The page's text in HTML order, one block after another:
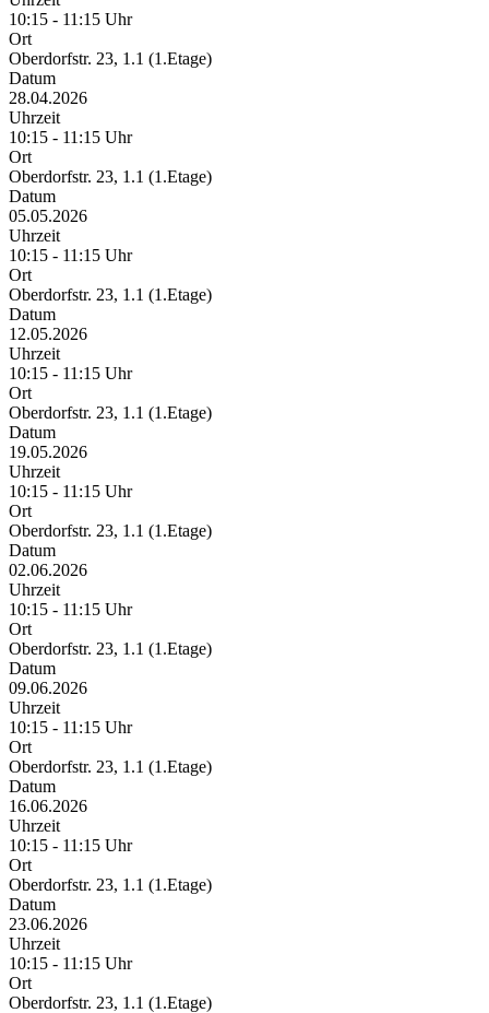
10:15 - 11:15 Uhr
Ort
Oberdorfstr. 23, 1.1 (1.Etage)
Datum
28.04.2026
Uhrzeit
10:15 - 11:15 Uhr
Ort
Oberdorfstr. 23, 1.1 (1.Etage)
Datum
05.05.2026
Uhrzeit
10:15 - 11:15 Uhr
Ort
Oberdorfstr. 23, 1.1 (1.Etage)
Datum
12.05.2026
Uhrzeit
10:15 - 11:15 Uhr
Ort
Oberdorfstr. 23, 1.1 (1.Etage)
Datum
19.05.2026
Uhrzeit
10:15 - 11:15 Uhr
Ort
Oberdorfstr. 23, 1.1 (1.Etage)
Datum
02.06.2026
Uhrzeit
10:15 - 11:15 Uhr
Ort
Oberdorfstr. 23, 1.1 (1.Etage)
Datum
09.06.2026
Uhrzeit
10:15 - 11:15 Uhr
Ort
Oberdorfstr. 23, 1.1 (1.Etage)
Datum
16.06.2026
Uhrzeit
10:15 - 11:15 Uhr
Ort
Oberdorfstr. 23, 1.1 (1.Etage)
Datum
23.06.2026
Uhrzeit
10:15 - 11:15 Uhr
Ort
Oberdorfstr. 23, 1.1 (1.Etage)